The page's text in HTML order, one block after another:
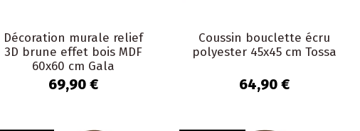
Décoration murale relief
3D brune effet bois MDF
60x60 cm Gala
69,90 €
Coussin bouclette écru
polyester 45x45 cm Tossa
64,90 €